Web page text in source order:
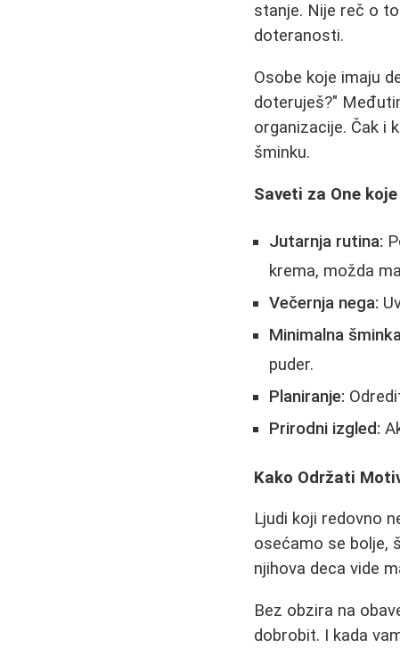
stanje. Nije reč o
doteranosti.
Osobe koje imaju
doteruješ?"
organizacije. Čak i
šminku.
Saveti za One
Jutarnja rutina:
krema, možda
Večernja nega:
Minimalna
puder.
Planiranje:
Prirodni izgled:
Kako Održati
Ljudi koji redovno
osećamo se bolje,
njihova deca vide
Bez obzira na
dobrobit. I kada